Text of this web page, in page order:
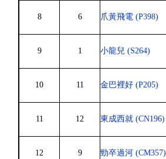
8 6 爪黃飛電 (P398)
9 1 小龍兒 (S264)
10 11 金巴裡好 (P205)
11 12 東成西就 (CN196)
12 9 勁卒過河 (CM357)